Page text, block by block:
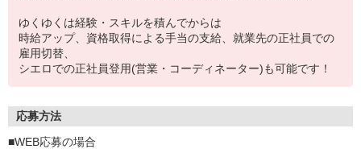
ゆくゆくは経験・スキルを積んでからは
時給アップ、資格取得による手当の支給、就業先の正社員での
雇用切替、
シエロでの正社員登用(営業・コーディネーター)も可能です！
応募方法
■WEB応募の場合